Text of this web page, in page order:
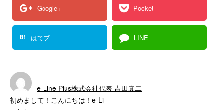
Google+ Pocket
B! はてブ LINE
e-Line Plus株式会社代表 吉田真二
初めまして！こんにちは！e-Li